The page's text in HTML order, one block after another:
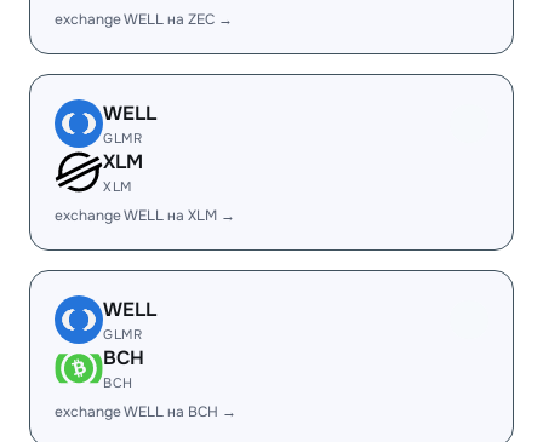
exchange WELL на ZEC →
WELL
GLMR
XLM
XLM
exchange WELL на XLM →
WELL
GLMR
BCH
BCH
exchange WELL на BCH →